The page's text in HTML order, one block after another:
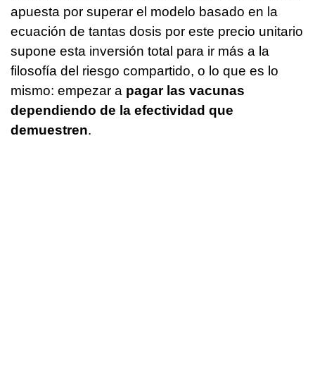
apuesta por superar el modelo basado en la
ecuación de tantas dosis por este precio unitario
supone esta inversión total para ir más a la
filosofía del riesgo compartido, o lo que es lo
mismo: empezar a pagar las vacunas
dependiendo de la efectividad que
demuestren.